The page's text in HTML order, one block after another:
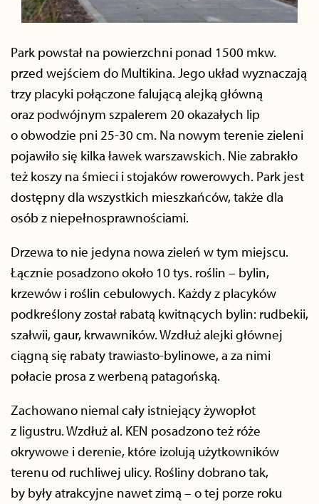
Park powstał na powierzchni ponad 1500 mkw.
przed wejściem do Multikina. Jego układ wyznaczają
trzy placyki połączone falującą alejką główną
oraz podwójnym szpalerem 20 okazałych lip
o obwodzie pni 25-30 cm. Na nowym terenie zieleni
pojawiło się kilka ławek warszawskich. Nie zabrakło
też koszy na śmieci i stojaków rowerowych. Park jest
dostępny dla wszystkich mieszkańców, także dla
osób z niepełnosprawnościami.
Drzewa to nie jedyna nowa zieleń w tym miejscu.
Łącznie posadzono około 10 tys. roślin – bylin,
krzewów i roślin cebulowych. Każdy z placyków
podkreślony został rabatą kwitnących bylin: rudbekii,
szałwii, gaur, krwawników. Wzdłuż alejki głównej
ciągną się rabaty trawiasto-bylinowe, a za nimi
połacie prosa z werbeną patagońską.
Zachowano niemal cały istniejący żywopłot
z ligustru. Wzdłuż al. KEN posadzono też róże
okrywowe i derenie, które izolują użytkowników
terenu od ruchliwej ulicy. Rośliny dobrano tak,
by były atrakcyjne nawet zimą – o tej porze roku